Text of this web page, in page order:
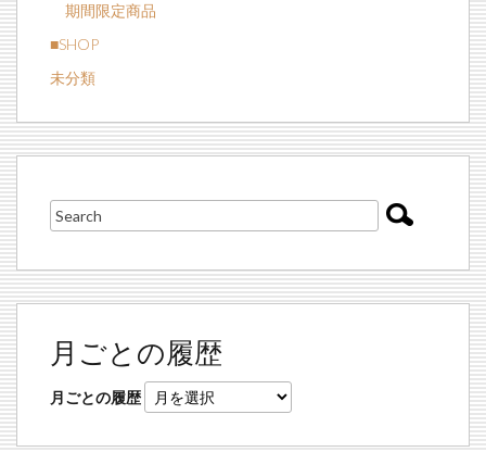
期間限定商品
■SHOP
未分類
月ごとの履歴
月ごとの履歴